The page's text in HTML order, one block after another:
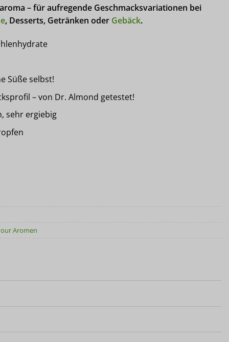
– für aufregende Geschmacksvariationen bei
, Desserts, Getränken oder Gebäck.
Süße selbst!
– von Dr. Almond getestet!
sehr ergiebig
Aromen